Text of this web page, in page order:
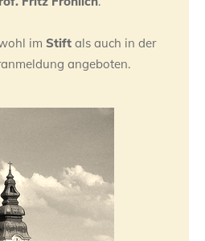
im Stift als auch in der
angeboten.